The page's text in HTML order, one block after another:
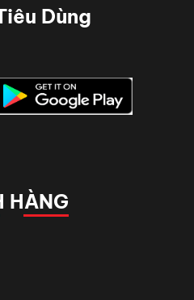
Dùng
HÀNG